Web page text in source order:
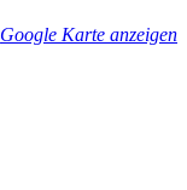
Google Karte anzeigen